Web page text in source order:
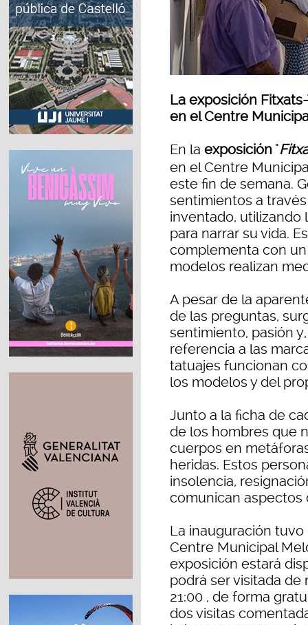
La exposición
en el Centre
En la exposición "
en el Centre
este fin de semana.
sentimientos a través
inventado, utilizando
para narrar su vida.
complementa con un
modelos realizan
A pesar de la
de las preguntas,
sentimiento, pasión
referencia a las
tatuajes funcionan
los modelos y del
Junto a la ficha de
de los hombres que
cuerpos en
heridas. Estos
insolencia,
comunican aspectos
La inauguración tuvo
Centre Municipal
exposición estará
podrá ser visitada de
21:00 , de forma
dos visitas